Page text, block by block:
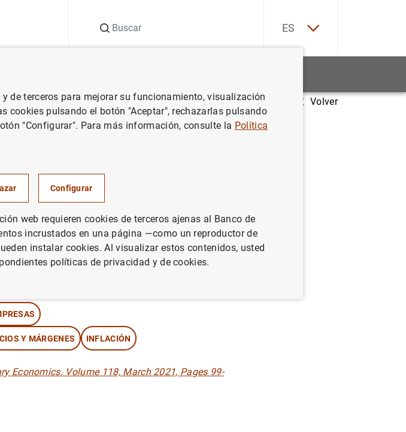
ES
Firm dynamics and pricing under customer capital accumulation Volver
under customer
Y MÁRGENES INFLACIÓN
Economics. Volume 118, March 2021, Pages 99-
de terceros para mejorar su funcionamiento, visualización
cookies pulsando el botón "Aceptar", rechazarlas pulsando
"Configurar". Para más información, consulte la Política
Configurar
web requieren cookies de terceros ajenas al Banco de
incrustados en una página —como un reproductor de
instalar cookies. Al visualizar estos contenidos, usted
políticas de privacidad y de cookies.